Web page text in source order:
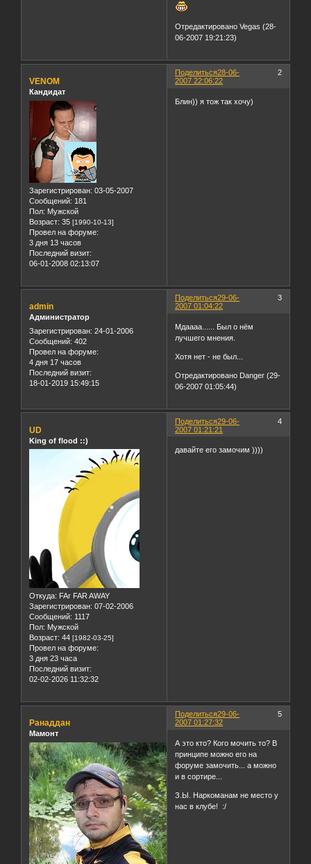
Отредактировано Vegas (28-
06-2007 19:21:23)
Поделиться 2
28-06-
2007 22:06:22
VENOM
Кандидат
Зарегистрирован: 03-05-2007
Сообщений: 181
Пол: Мужской
Возраст: 35 [1990-10-13]
Провел на форуме:
3 дня 13 часов
Последний визит:
06-01-2008 02:13:07
Блин)) я тож так хочу)
Поделиться 3
29-06-
2007 01:04:22
admin
Администратор
Зарегистрирован: 24-01-2006
Сообщений: 402
Провел на форуме:
4 дня 17 часов
Последний визит:
18-01-2019 15:49:15
Мдаааа...... Был о нём
лучшего мнения.
Хотя нет - не был...
Отредактировано Danger (29-
06-2007 01:05:44)
Поделиться 4
29-06-
2007 01:21:21
UD
King of flood ::)
Откуда: FAr FAR AWAY
Зарегистрирован: 07-02-2006
Сообщений: 1117
Пол: Мужской
Возраст: 44 [1982-03-25]
Провел на форуме:
3 дня 23 часа
Последний визит:
02-02-2026 11:32:32
давайте его замочим ))))
Поделиться 5
29-06-
2007 01:27:32
Ранаддан
Мамонт
А это кто? Кого мочить то? В
принципе можно его на
форуме замочить... а можно
и в сортире...
З.Ы. Наркоманам не место у
нас в клубе! :/